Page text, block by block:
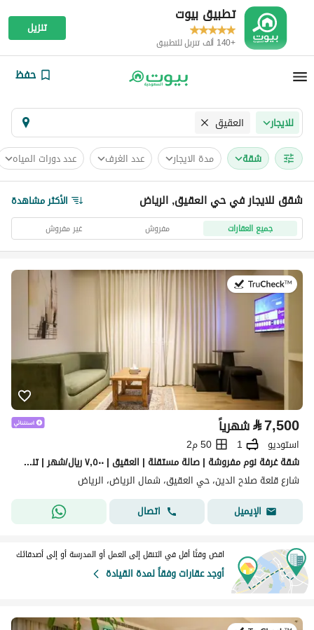
تطبيق بيوت
+140 ألف تنزيل للتطبيق
تنزيل
حفظ
للايجار العقيق
شقة مدة الايجار عدد الغرف عدد دورات المياه
شقق للايجار في حي العقيق, الرياض الأكثر مشاهدة
جميع العقارات مفروش غير مفروش
في:16 يوليو 2026
⃁7,500 شهرياً
استوديو 1
50 م2
شقة غرفة نوم مفروشة | صالة مستقلة | العقيق | ٧,٥٠٠ ريال/شهر | تنظيف أسبوعي مجاني
شارع قلعة صلاح الدين، حي العقيق، شمال الرياض، الرياض
الإيميل
اتصال
اقض وقتًا أقل في التنقل إلى العمل أو المدرسة أو إلى أصدقائك
أوجد عقارات وفقاً لمدة القيادة